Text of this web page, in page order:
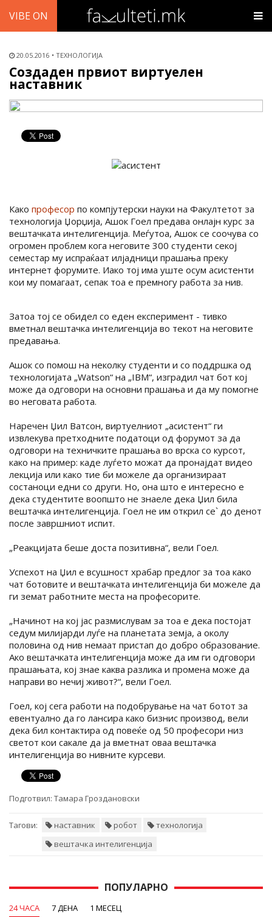
VIBE ON
20.05.2016 ТЕХНОЛОГИЈА
Создаден првиот виртуелен
наставник
Како професор по компјутерски науки на Факултетот за
технологија Џорџија, Ашок Гоел предава онлајн курс за
вештачката интелигенција. Меѓутоа, Ашок се соочува со
огромен проблем кога неговите 300 студенти секој
семестар му испраќаат илјадници прашања преку
интернет форумите. Иако тој има уште осум асистенти
кои му помагаат, сепак тоа е премногу работа за нив.
Затоа тој се обидел со еден експеримент - тивко
вметнал вештачка интелигенција во текот на неговите
предавања.
Ашок со помош на неколку студенти и со поддршка од
технологијата „Watson“ на „IBM“, изградил чат бот кој
може да одговори на основни прашања и да му помогне
во неговата работа.
Наречен Џил Ватсон, виртуелниот „асистент“ ги
извлекува претходните податоци од форумот за да
одговори на техничките прашања во врска со курсот,
како на пример: каде луѓето можат да пронајдат видео
лекција или како тие би можеле да организираат
состаноци едни со други. Но, она што е интересно е
дека студентите воопшто не знаеле дека Џил била
вештачка интелигенција. Гоел не им открил се` до денот
после завршниот испит.
„Реакцијата беше доста позитивна“, вели Гоел.
Успехот на Џил е всушност храбар предлог за тоа како
чат ботовите и вештачката интелигенција би можеле да
ги земат работните места на професорите.
„Начинот на кој јас размислувам за тоа е дека постојат
седум милијарди луѓе на планетата земја, а околу
половина од нив немаат пристап до добро образование.
Ако вештачката интелигенција може да им ги одговори
прашањата, кој знае каква разлика и промена може да
направи во нечиј живот?“, вели Гоел.
Гоел, кој сега работи на подобрување на чат ботот за
евентуално да го лансира како бизнис производ, вели
дека бил контактира од повеќе од 50 професори низ
светот кои сакале да ја вметнат оваа вештачка
интелигенција во нивните курсеви.
Подготвил: Тамара Гроздановски
Тагови: наставник робот
технологија
вештачка интелигенција
ПОПУЛАРНО
24 ЧАСА 7 ДЕНА 1 МЕСЕЦ